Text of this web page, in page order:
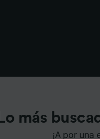
Lo más
¡A por una